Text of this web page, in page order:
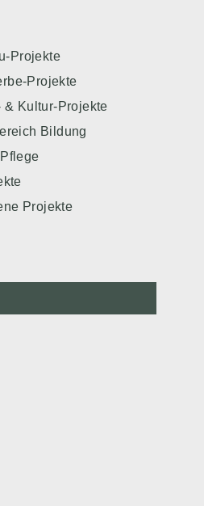
Projekte
Projekte
& Kultur-Projekte
Bildung
Projekte